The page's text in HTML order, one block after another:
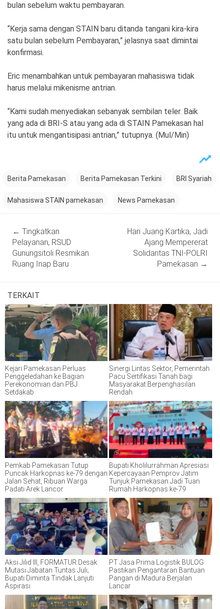
bulan sebelum waktu pembayaran.
“Kerja sama dengan STAIN baru ditanda tangani kira-kira
satu bulan sebelum Pembayaran,” jelasnya saat dimintai
konfirmasi.
Eric menambahkan untuk pembayaran mahasiswa tidak
harus melalui mikenisme antrian.
“Kami sudah menyediakan sebanyak sembilan teler. Baik
yang ada di BRI-S atau yang ada di STAIN Pamekasan hal
itu untuk mengantisipasi antrian,” tutupnya. (Mul/Min)
Berita Pamekasan Berita Pamekasan Terkini BRI Syariah
Mahasiswa STAIN pamekasan News Pamekasan
navigation
← Tingkatkan
Pelayanan, RSUD
Gunungsitoli Resmikan
Ruang Inap Baru
Hari Juang Kartika, Jadi
Ajang Mempererat
Solidaritas TNI-POLRI
Pamekasan →
TERKAIT
Kejari Pamekasan Perluas
Penggeledahan ke Bagian
Perekonomian dan PBJ
Setdakab
Sinergi Lintas Sektor, Pemerintah
Pacu Sertifikasi Tanah bagi
Masyarakat Berpenghasilan
Rendah
Pemkab Pamekasan Tutup
Puncak Harkopnas ke-79 dengan
Jalan Sehat, Ribuan Warga
Padati Arek Lancor
Bupati Kholilurrahman Apresiasi
Kepercayaan Pemprov Jatim
Tunjuk Pamekasan Jadi Tuan
Rumah Harkopnas ke-79
Aksi Jilid III, FORMATUR Desak
Mutasi Jabatan Tuntas Juli;
Bupati Diminta Tindak Lanjuti
Aspirasi
PT Jasa Prima Logistik BULOG
Pastikan Pengantaran Bantuan
Pangan di Madura Berjalan
Lancar